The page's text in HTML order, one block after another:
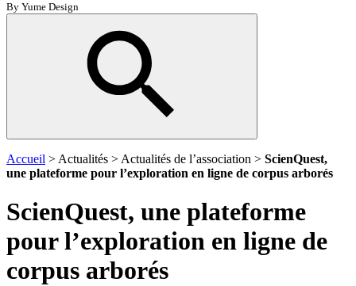
By Yume Design
Accueil > Actualités > Actualités de l’association > ScienQuest,
une plateforme pour l’exploration en ligne de corpus arborés
ScienQuest, une plateforme
pour l’exploration en ligne de
corpus arborés